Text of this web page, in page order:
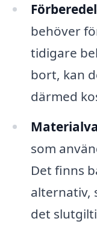
behöver
tidigare
bort, kan
därmed
som
Det finns
alternativ,
det